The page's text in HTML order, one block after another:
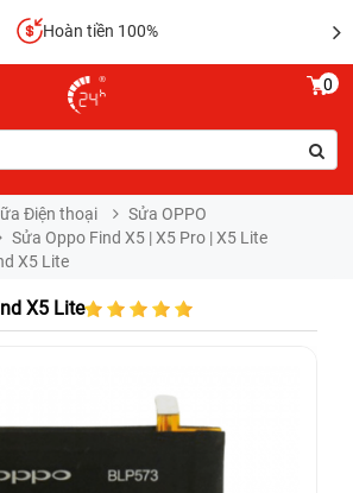
Hoàn tiền 100%
0
Điện thoại
Sửa OPPO
Sửa Oppo Find X5 | X5 Pro | X5 Lite
X5 Lite
X5 Lite